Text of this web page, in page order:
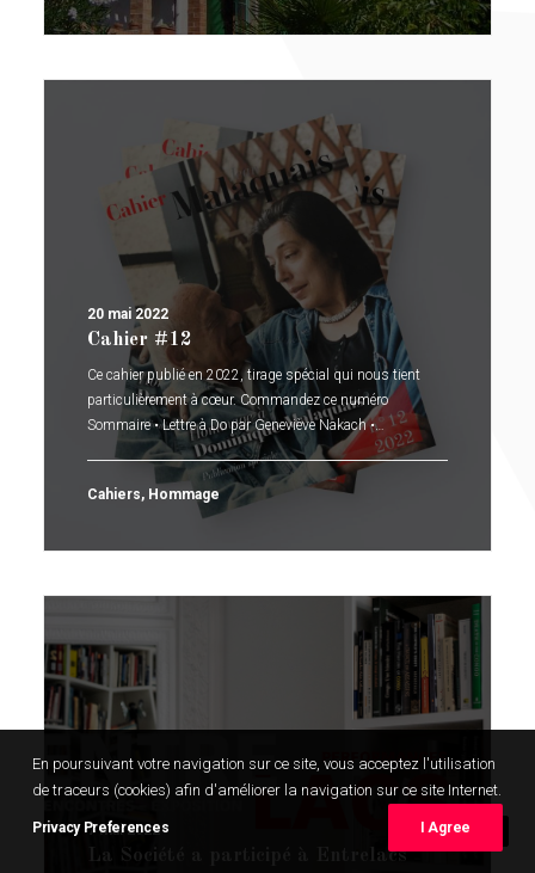
20 mai 2022
Cahier #12
Ce cahier publié en 2022, tirage spécial qui nous tient
particulièrement à cœur. Commandez ce numéro
Sommaire • Lettre à Do par Geneviève Nakach •…
Cahiers, Hommage
7 mai 2022
La Société a participé à Entrelacs
En poursuivant votre navigation sur ce site, vous acceptez l'utilisation
de traceurs (cookies) afin d'améliorer la navigation sur ce site Internet.
Privacy Preferences I Agree